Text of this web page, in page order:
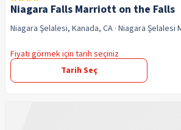
Niagara Falls Marriott on the Falls
Niagara Şelalesi, Kanada, CA · Niagara Şelalesi
Fiyatı görmek için tarih seçiniz
Tarih Seç